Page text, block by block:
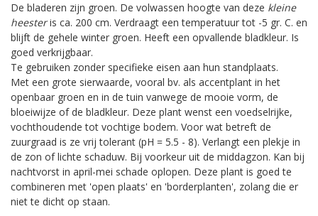
De bladeren zijn groen. De volwassen hoogte van deze kleine
heesteris ca. 200 cm. Verdraagt een temperatuur tot -5 gr. C. en
blijft de gehele winter groen. Heeft een opvallende bladkleur. Is
goed verkrijgbaar.
Te gebruiken zonder specifieke eisen aan hun standplaats.
Met een grote sierwaarde, vooral bv. als accentplant in het
openbaar groen en in de tuin vanwege de mooie vorm, de
bloeiwijze of de bladkleur. Deze plant wenst een voedselrijke,
vochthoudende tot vochtige bodem. Voor wat betreft de
zuurgraad is ze vrij tolerant (pH = 5.5 - 8). Verlangt een plekje in
de zon of lichte schaduw. Bij voorkeur uit de middagzon. Kan bij
nachtvorst in april-mei schade oplopen. Deze plant is goed te
combineren met 'open plaats' en 'borderplanten', zolang die er
niet te dicht op staan.